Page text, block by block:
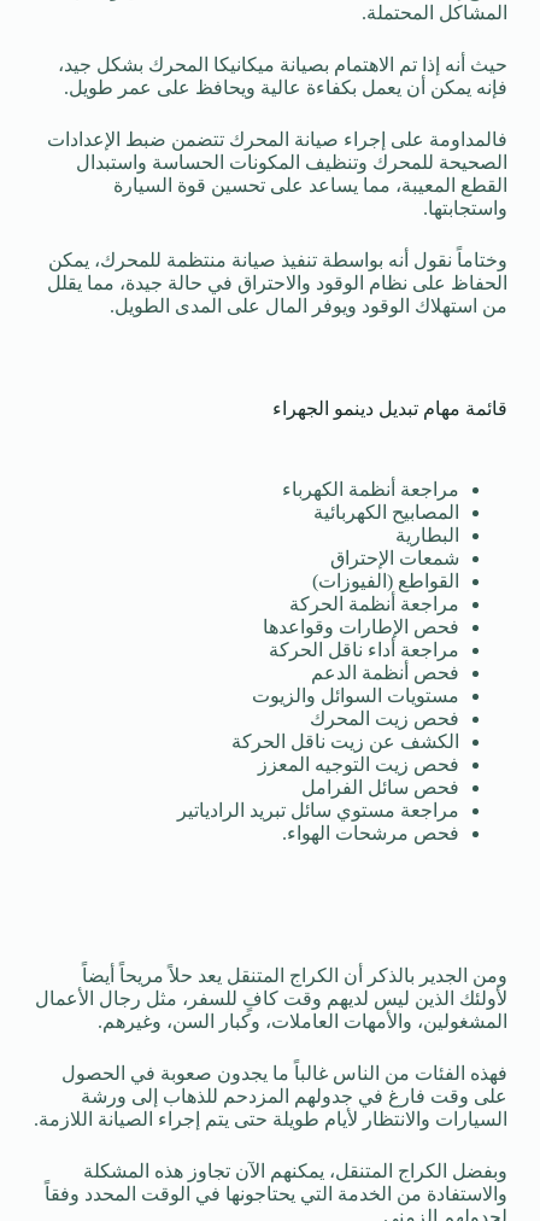
المشاكل المحتملة.
حيث أنه إذا تم الاهتمام بصيانة ميكانيكا المحرك بشكل جيد،
فإنه يمكن أن يعمل بكفاءة عالية ويحافظ على عمر طويل.
فالمداومة على إجراء صيانة المحرك تتضمن ضبط الإعدادات
الصحيحة للمحرك وتنظيف المكونات الحساسة واستبدال
القطع المعيبة، مما يساعد على تحسين قوة السيارة
واستجابتها.
وختاماً نقول أنه بواسطة تنفيذ صيانة منتظمة للمحرك، يمكن
الحفاظ على نظام الوقود والاحتراق في حالة جيدة، مما يقلل
من استهلاك الوقود ويوفر المال على المدى الطويل.
قائمة مهام تبديل دينمو الجهراء
مراجعة أنظمة الكهرباء
المصابيح الكهربائية
البطارية
شمعات الإحتراق
القواطع (الفيوزات)
مراجعة أنظمة الحركة
فحص الإطارات وقواعدها
مراجعة أداء ناقل الحركة
فحص أنظمة الدعم
مستويات السوائل والزيوت
فحص زيت المحرك
الكشف عن زيت ناقل الحركة
فحص زيت التوجيه المعزز
فحص سائل الفرامل
مراجعة مستوي سائل تبريد الرادياتير
فحص مرشحات الهواء.
ومن الجدير بالذكر أن الكراج المتنقل يعد حلاً مريحاً أيضاً
لأولئك الذين ليس لديهم وقت كافٍ للسفر، مثل رجال الأعمال
المشغولين، والأمهات العاملات، وكبار السن، وغيرهم.
فهذه الفئات من الناس غالباً ما يجدون صعوبة في الحصول
على وقت فارغ في جدولهم المزدحم للذهاب إلى ورشة
السيارات والانتظار لأيام طويلة حتى يتم إجراء الصيانة اللازمة.
وبفضل الكراج المتنقل، يمكنهم الآن تجاوز هذه المشكلة
والاستفادة من الخدمة التي يحتاجونها في الوقت المحدد وفقاً
لجدولهم الزمني.